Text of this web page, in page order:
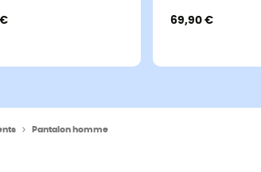
69,90 €
Pantalon homme